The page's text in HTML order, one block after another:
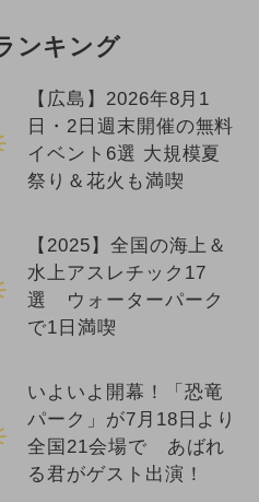
ンキング
【広島】2026年8月1
日・2日週末開催の無料
イベント6選 大規模夏
祭り＆花火も満喫
【2025】全国の海上＆
水上アスレチック17
選 ウォーターパーク
で1日満喫
いよいよ開幕！「恐竜
パーク」が7月18日より
全国21会場で あばれ
る君がゲスト出演！